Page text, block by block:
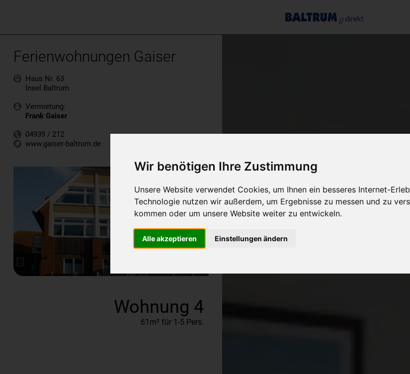
Wir benötigen Ihre Zustimmung
Unsere Website verwendet Cookies, um Ihnen ein besseres Internet-
Technologie nutzen wir außerdem, um Ergebnisse zu messen und zu
kommen oder um unsere Website weiter zu entwickeln.
Alle akzeptieren Einstellungen ändern
Ferienwohnungen Gaiser
Haus Nr. 63
Insel Baltrum
Vermietung:
Frank Gaiser
04939 / 212
www.gaiser-baltrum.de
Wohnung 4
61m² für 1-5 Pers.